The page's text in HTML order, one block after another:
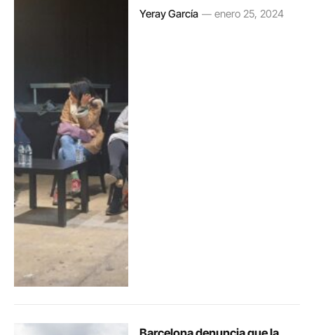
Yeray García enero 25, 2024